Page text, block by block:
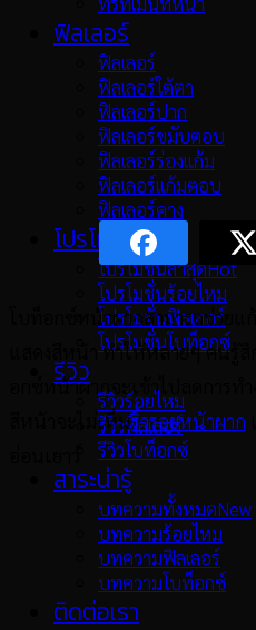
ฟิลเลอร์
ฟิลเลอร์
ฟิลเลอร์ใต้ตา
ฟิลเลอร์ปาก
ฟิลเลอร์ขมับตอบ
ฟิลเลอร์ร่องแก้ม
ฟิลเลอร์แก้มตอบ
ฟิลเลอร์คาง
โปรโมชั่น
โปรโมชั่นล่าสุด
โปรโมชั่นร้อยไหม
โปรโมชั่นฟิลเลอร์
โปรโมชั่นโบท็อกซ์
รีวิว
รีวิวร้อยไหม
รีวิวฟิลเลอร์
รีวิวโบท็อกซ์
สาระน่ารู้
บทความทั้งหมด
บทความร้อยไหม
บทความฟิลเลอร์
บทความโบท็อกซ์
ติดต่อเรา
โบท็อกซ์หน้าผากสามารถช่วยแ
แสดงสีหน้า ทำให้หลายๆ คนรู้
อกซ์หน้าผากจะเข้าไปลดการท
สีหน้าจะไม่เห็นริ้วรอยหน้าผาก